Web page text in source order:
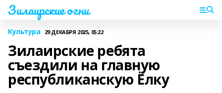
Зилаирские огни
Культура 29 ДЕКАБРЯ 2025, 05:22
Зилаирские ребята
съездили на главную
республиканскую Ёлку